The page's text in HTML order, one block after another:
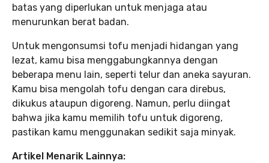
batas yang diperlukan untuk menjaga atau
menurunkan berat badan.
Untuk mengonsumsi tofu menjadi hidangan yang
lezat, kamu bisa menggabungkannya dengan
beberapa menu lain, seperti telur dan aneka sayuran.
Kamu bisa mengolah tofu dengan cara direbus,
dikukus ataupun digoreng. Namun, perlu diingat
bahwa jika kamu memilih tofu untuk digoreng,
pastikan kamu menggunakan sedikit saja minyak.
Artikel Menarik Lainnya: